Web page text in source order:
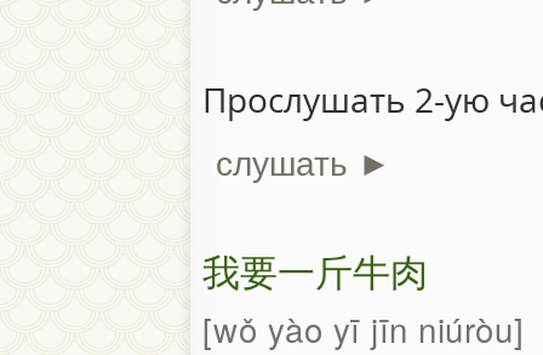
Прослушать 2-ую
слушать ►
我要一斤牛肉
wǒ yào yī jīn niúròu